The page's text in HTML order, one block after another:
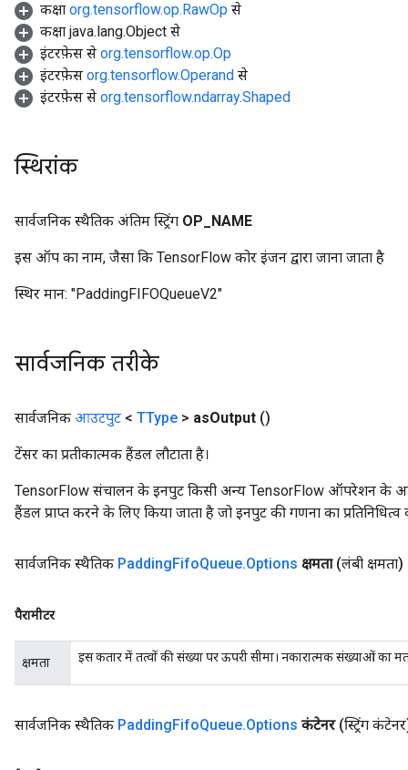
कक्षा org.tensorflow.op.RawOp से
कक्षा java.lang.Object से
इंटरफ़ेस से org.tensorflow.op.Op
इंटरफ़ेस org.tensorflow.Operand से
इंटरफ़ेस से org.tensorflow.ndarray.Shaped
स्थिरांक
सार्वजनिक स्थैतिक अंतिम स्ट्रिंग OP NAME
इस ऑप का नाम, जैसा कि TensorFlow कोर इंजन द्वारा जाना जाता है
स्थिर मान: "PaddingFIFOQueueV2"
सार्वजनिक तरीके
सार्वजनिक आउटपुट < TType > asOutput ()
टेंसर का प्रतीकात्मक हैंडल लौटाता है।
TensorFlow संचालन के इनपुट किसी अन्य TensorFlow ऑपरेशन के
हैंडल प्राप्त करने के लिए किया जाता है जो इनपुट की गणना का प्रतिनिधित्व
सार्वजनिक स्थैतिक PaddingFifoQueue.Options क्षमता (लंबी क्षमता)
पैरामीटर
क्षमता इस कतार में तत्वों की संख्या पर ऊपरी सीमा। नकारात्मक संख्याओं का
सार्वजनिक स्थैतिक PaddingFifoQueue.Options कंटेनर (स्ट्रिंग